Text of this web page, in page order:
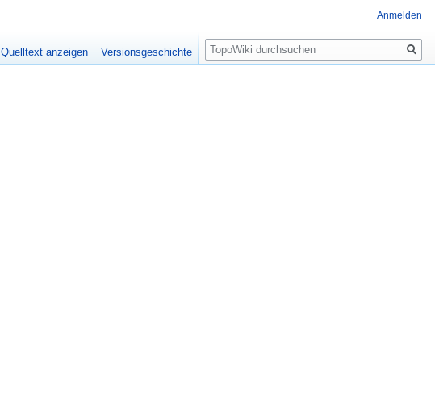
Anmelden
Quelltext anzeigen Versionsgeschichte
Suche